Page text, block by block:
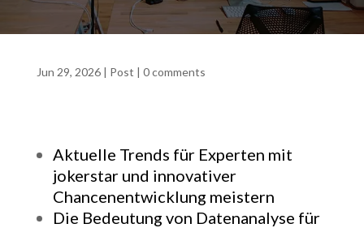
Jun 29, 2026| Post | 0 comments
Aktuelle Trends für Experten mit
jokerstar und innovativer
Chancenentwicklung meistern
Die Bedeutung von Datenanalyse für